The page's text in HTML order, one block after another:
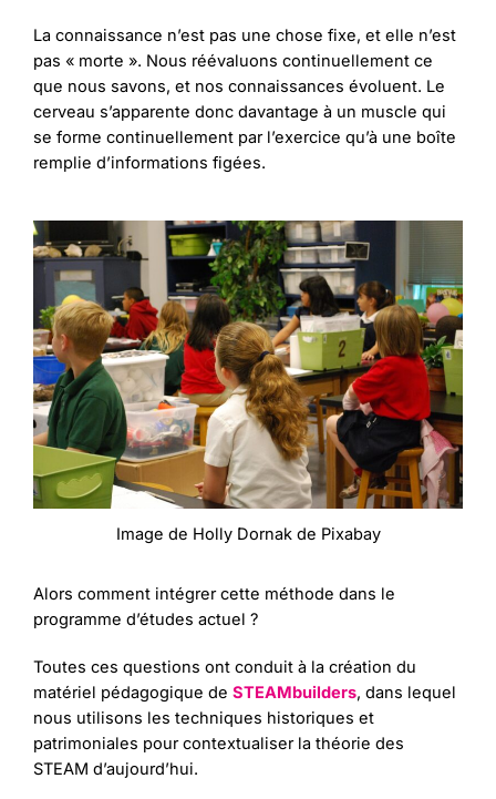
La connaissance n’est pas une chose fixe, et elle n’est
pas « morte ». Nous réévaluons continuellement ce
que nous savons, et nos connaissances évoluent. Le
cerveau s’apparente donc davantage à un muscle qui
se forme continuellement par l’exercice qu’à une boîte
remplie d’informations figées.
Image de Holly Dornak de Pixabay
Alors comment intégrer cette méthode dans le
programme d’études actuel ?
Toutes ces questions ont conduit à la création du
matériel pédagogique de STEAMbuilders, dans lequel
nous utilisons les techniques historiques et
patrimoniales pour contextualiser la théorie des
STEAM d’aujourd’hui.